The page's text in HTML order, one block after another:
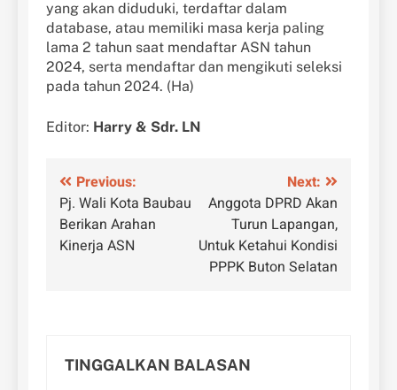
yang akan diduduki, terdaftar dalam
database, atau memiliki masa kerja paling
lama 2 tahun saat mendaftar ASN tahun
2024, serta mendaftar dan mengikuti seleksi
pada tahun 2024. (Ha)
Editor: Harry & Sdr. LN
Navigasi
pos
Previous:
Pj. Wali Kota Baubau
Berikan Arahan
Kinerja ASN
Next:
Anggota DPRD Akan
Turun Lapangan,
Untuk Ketahui Kondisi
PPPK Buton Selatan
TINGGALKAN BALASAN